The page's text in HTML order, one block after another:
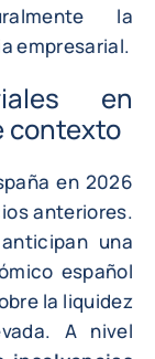
la
empresarial.
en
contexto
en 2026
anteriores.
una
español
la liquidez
A nivel